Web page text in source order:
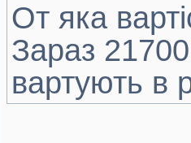
От яка
Зараз
вартують в